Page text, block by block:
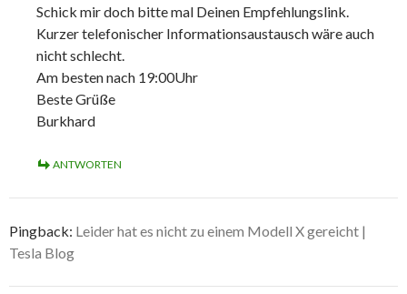
Schick mir doch bitte mal Deinen Empfehlungslink.
Kurzer telefonischer Informationsaustausch wäre auch
nicht schlecht.
Am besten nach 19:00Uhr
Beste Grüße
Burkhard
ANTWORTEN
Pingback: Leider hat es nicht zu einem Modell X gereicht |
Tesla Blog